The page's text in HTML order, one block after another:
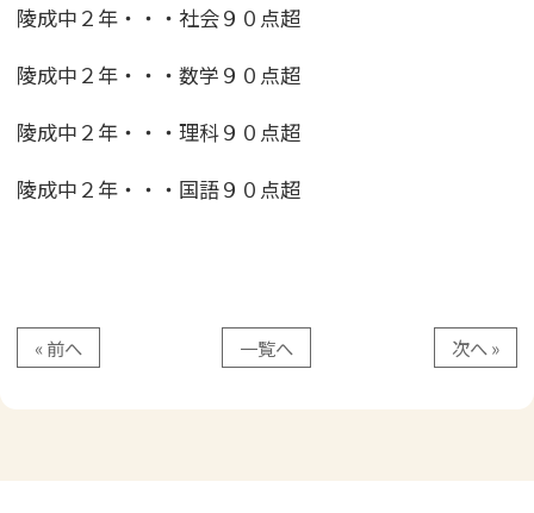
陵成中２年・・・社会９０点超
陵成中２年・・・数学９０点超
陵成中２年・・・理科９０点超
陵成中２年・・・国語９０点超
« 前へ 一覧へ 次へ »